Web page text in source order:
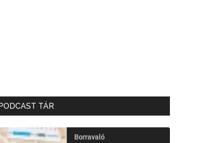
TÁR
Borravaló